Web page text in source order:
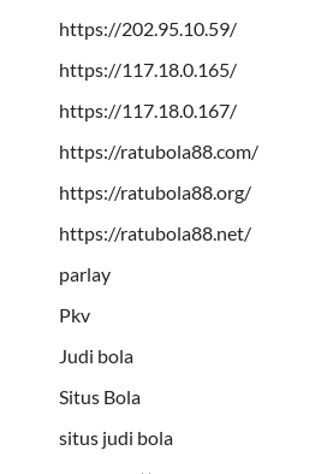
https://202.95.10.59/
https://117.18.0.165/
https://117.18.0.167/
https://ratubola88.com/
https://ratubola88.org/
https://ratubola88.net/
parlay
Pkv
Judi bola
Situs Bola
situs judi bola